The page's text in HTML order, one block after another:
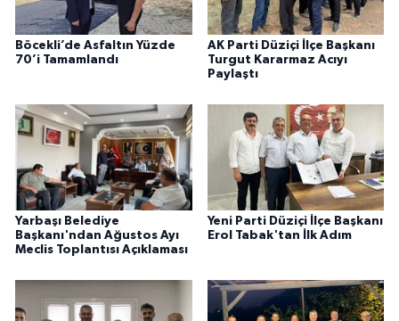
Böcekli’de Asfaltın Yüzde
70’i Tamamlandı
AK Parti Düziçi İlçe Başkanı
Turgut Kararmaz Acıyı
Paylaştı
Yarbaşı Belediye
Başkanı'ndan Ağustos Ayı
Meclis Toplantısı Açıklaması
Yeni Parti Düziçi İlçe Başkanı
Erol Tabak'tan İlk Adım